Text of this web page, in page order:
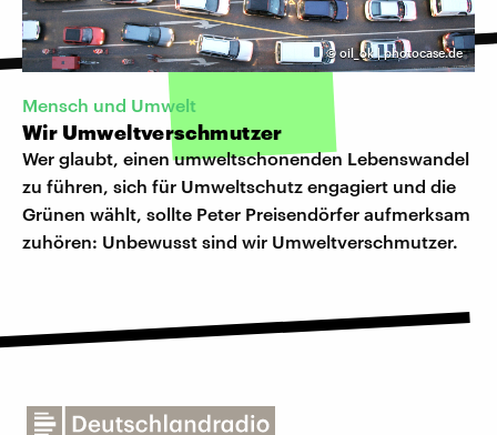
© oil_ok | photocase.de
Mensch und Umwelt
Wir Umweltverschmutzer
Wer glaubt, einen umweltschonenden Lebenswandel
zu führen, sich für Umweltschutz engagiert und die
Grünen wählt, sollte Peter Preisendörfer aufmerksam
zuhören: Unbewusst sind wir Umweltverschmutzer.